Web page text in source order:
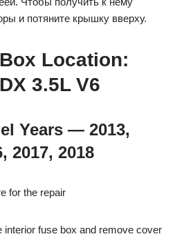
и потяните крышку вверху.
Location:
3.5L V6
Years — 2013,
2017, 2018
for the repair
fuse box and remove cover